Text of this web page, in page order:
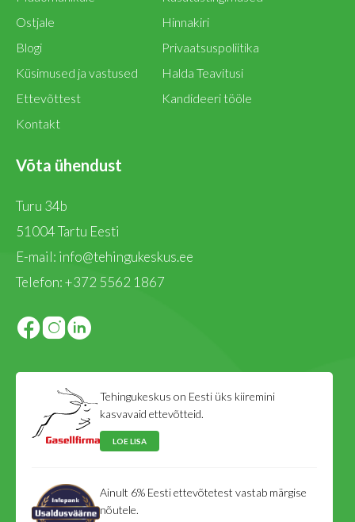
Ostjale
Blogi
Küsimused ja vastused
Ettevõttest
Kontakt
Hinnakiri
Privaatsuspoliitika
Halda Teavitusi
Kandideeri tööle
Võta ühendust
Turu 34b
51004 Tartu Eesti
E-mail: info@tehingukeskus.ee
Telefon:+372 5562 1867
Tehingukeskus on Eesti üks kiiremini
kasvavaid ettevõtteid.
LOE LISA
Ainult 6% Eesti ettevõtetest vastab märgise
nõutele.